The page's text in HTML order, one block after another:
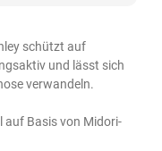
schützt auf
und lässt sich
verwandeln.
auf Basis von Midori-